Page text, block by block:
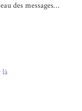
des messages…
là